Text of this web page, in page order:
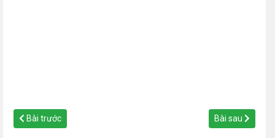
Bài trước Bài sau